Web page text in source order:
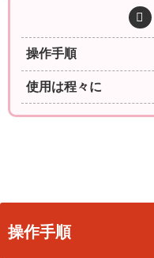
操作手順
使用は程々に
操作手順